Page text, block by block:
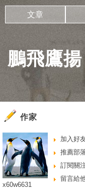
鵬飛鷹揚
文章
作家
加入好
推薦部
訂閱關
留言給
x60w6631